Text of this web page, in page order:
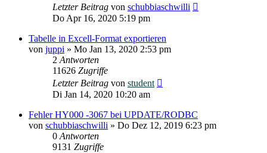
Letzter Beitrag von schubbiaschwilli
Do Apr 16, 2020 5:19 pm
Tabelle in Excell-Format exportieren
von juppi » Mo Jan 13, 2020 2:53 pm
2 Antworten
11626 Zugriffe
Letzter Beitrag von student
Di Jan 14, 2020 10:20 am
Fehler HY000 -3067 bei UPDATE/RODBC
von schubbiaschwilli » Do Dez 12, 2019 6:23 pm
0 Antworten
9131 Zugriffe